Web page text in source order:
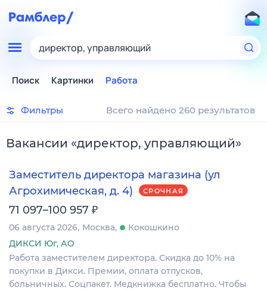
директор, управляющий
Поиск Картинки Работа
Фильтры Всего найдено 260 результатов
Вакансии «директор, управляющий»
Заместитель директора магазина (ул
Агрохимическая, д. 4)
СРОЧНАЯ
71 097–100 957 ₽
06 августа 2026 Москва
Кокошкино
ДИКСИ Юг, АО
Работа заместителем директора. Скидка до 10% на
покупки в Дикси. Премии, оплата отпусков,
больничных. Соцпакет. Медкнижка бесплатно. Чтобы